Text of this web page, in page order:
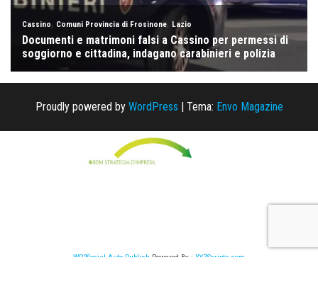
Proudly powered by WordPress | Tema: Envo Magazine
WP2Social Auto Publish Powered By : XYZScripts.com